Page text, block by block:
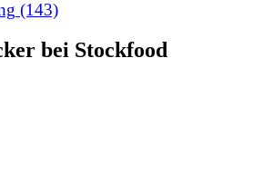
(143)
bei Stockfood